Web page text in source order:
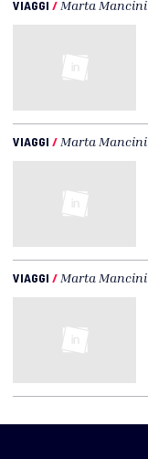
VIAGGI / Marta Mancini
VIAGGI / Marta Mancini
VIAGGI / Marta Mancini